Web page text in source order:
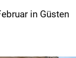
in Güsten